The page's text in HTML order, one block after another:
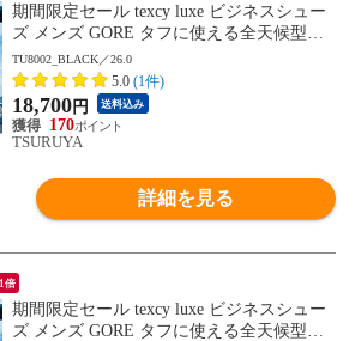
期間限定セール texcy luxe ビジネスシュー
ズ メンズ GORE タフに使える全天候型ビ
ジネスシューズ TU8001 TU8002 TU8003 T
U8004 TU8005 TU8006 TU8007 テクシーリ
ュクス GORE-TEX ゴアテックス ゆったり
幅 3E 4E
TU8002_BLACK／26.0
5.0 (1件)
18,700円 送料込み
170
TSURUYA
詳細を見る
倍
期間限定セール texcy luxe ビジネスシュー
ズ メンズ GORE タフに使える全天候型ビ